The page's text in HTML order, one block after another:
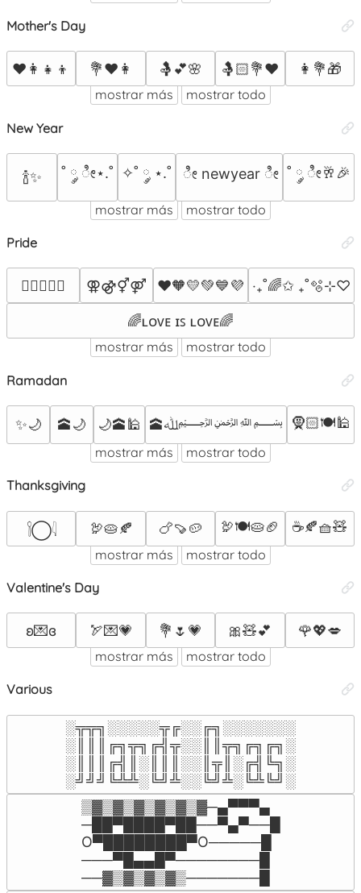
Mother's Day
❤️👩‍👧‍👦 💐❤️👩 🤱💕🌸 🤱🏻💐❤ 👩💐🎁
mostrar más mostrar todo
New Year
🍾✨ ˚ ༘ ೀ⋆.˚ ✧˚ ༘ ⋆.˚ ೀ newyear ೀ ˚ ༘ ೀ🥂🎉
mostrar más mostrar todo
Pride
🏳️‍🌈💅🏻✨ ⚢⚣⚥⚤ ❤️🧡💛💚💙💜 ‧₊˚🌈✩ ₊˚🫧⊹♡
🌈ʟᴏᴠᴇ ɪꜱ ʟᴏᴠᴇ🌈
mostrar más mostrar todo
Ramadan
✨🌙 🕋🌙 🌙🕋🕌 🕋ﷲ﷽ 🧕🏻🍽️🕌
mostrar más mostrar todo
Thanksgiving
𓌉◯𓇋 🦃🥧🍂 🍗🍠🥔 🦃🍽🥧🏈 ☕🍂🧺🧸
mostrar más mostrar todo
Valentine's Day
ʚ💌ɞ 🏹💌💗 💐🌷💗 🎀🧸💕 🌹💖💋
mostrar más mostrar todo
Various
░╦╦╗░░░░░╦╔░░╔╗░░░░░░░
░║║║╔╗╦╗╔╣╦░░║║╦╗╔╗╔╗░
░║║║╔╣║░║║║░░║╦║░╔╣╚╗░
░╝╝╝╚╩╩░╚╝╩░░╚╝╩░╚╩╚╝░
▒▓▒▓▒▓▒▓▒▓▒▓─▄▀▀▀▄
─██▀████▀██──▀▄▀──█
O▀████████▀O─────█
───▀█▄▄█▀────────█
──▓▒▓▒▓▒▓▒───────█